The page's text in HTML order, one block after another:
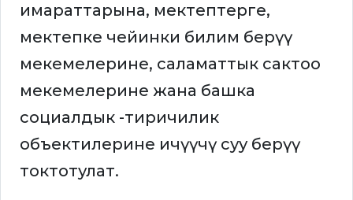
имараттарына, мектептерге,
мектепке чейинки билим берүү
мекемелерине, саламаттык сактоо
мекемелерине жана башка
социалдык -тиричилик
объектилерине ичүүчү суу берүү
токтотулат.